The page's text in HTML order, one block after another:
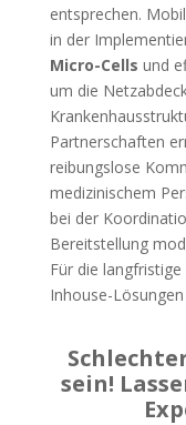
entsprechen.
in der
Micro-Cells und
um die
Partnerschaften
reibungslose
medizinischem
bei der
Bereitstellung
Für die
Inhouse-
sein!